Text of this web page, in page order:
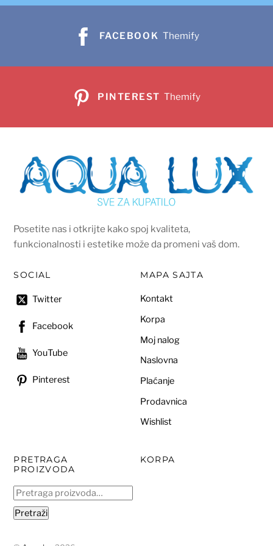
FACEBOOK Themify
PINTEREST Themify
Posetite nas i otkrijte kako spoj kvaliteta,
funkcionalnosti i estetike može da promeni vaš dom.
SOCIAL
Twitter
Facebook
YouTube
Pinterest
MAPA SAJTA
Kontakt
Korpa
Moj nalog
Naslovna
Plaćanje
Prodavnica
Wishlist
PRETRAGA
PROIZVODA
Pretraga
za:
Pretraži
KORPA